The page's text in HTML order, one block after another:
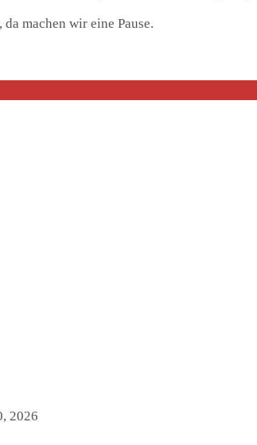
machen wir eine Pause.
2026